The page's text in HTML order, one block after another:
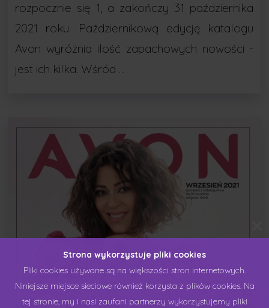
rozpocznie się 1, a zakończy 31 października
2021 roku. Październikową edycję katalogu
Avon wyróżnia ilość zapachowych nowości -
jest ich kilka. Wśród …
Strona wykorzystuje pliki cookies
Pliki cookies używane są na większości stron internetowych.
Niniejsze miejsce sieciowe również korzysta z plików cookies. Na
tej stronie, my i nasi zaufani partnerzy wykorzystujemy pliki